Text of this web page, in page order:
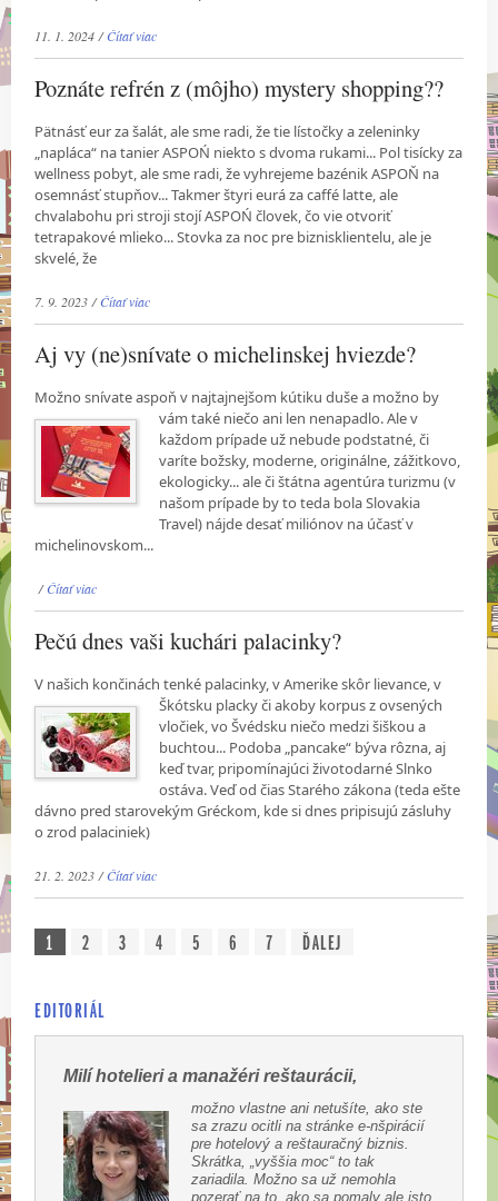
11. 1. 2024 /Čítať viac
Poznáte refrén z (môjho) mystery shopping??
Pätnásť eur za šalát, ale sme radi, že tie lístočky a zeleninky
„napláca“ na tanier ASPOŃ niekto s dvoma rukami... Pol tisícky za
wellness pobyt, ale sme radi, že vyhrejeme bazénik ASPOŇ na
osemnásť stupňov... Takmer štyri eurá za caffé latte, ale
chvalabohu pri stroji stojí ASPOŃ človek, čo vie otvoriť
tetrapakové mlieko... Stovka za noc pre biznisklientelu, ale je
skvelé, že
7. 9. 2023 /Čítať viac
Aj vy (ne)snívate o michelinskej hviezde?
Možno snívate aspoň v najtajnejšom kútiku duše a možno by
vám také niečo ani len nenapadlo. Ale v
každom prípade už nebude podstatné, či
varíte božsky, moderne, originálne, zážitkovo,
ekologicky... ale či štátna agentúra turizmu (v
našom prípade by to teda bola Slovakia
Travel) nájde desať miliónov na účasť v
michelinovskom...
/Čítať viac
Pečú dnes vaši kuchári palacinky?
V našich končinách tenké palacinky, v Amerike skôr lievance, v
Škótsku placky či akoby korpusz ovsených
vločiek, vo Švédsku niečo medzi šiškou a
buchtou... Podoba „pancake“ býva rôzna, aj
keď tvar, pripomínajúci životodarné Slnko
ostáva. Veď od čias Starého zákona (teda ešte
dávno pred starovekým Gréckom, kde si dnes pripisujú zásluhy
o zrod palaciniek)
21. 2. 2023 /Čítať viac
1 2 3 4 5 6 7 ĎALEJ
EDITORIÁL
Milí hotelieri a manažéri reštaurácii,
možno vlastne ani netušíte, ako ste
sa zrazu ocitli na stránke e-nšpirácií
pre hotelový a reštauračný biznis.
Skrátka, „vyššia moc“ to tak
zariadila. Možno sa už nemohla
pozerať na to, ako sa pomaly ale isto